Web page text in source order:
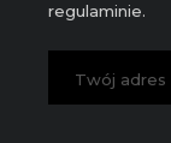
regulaminie.